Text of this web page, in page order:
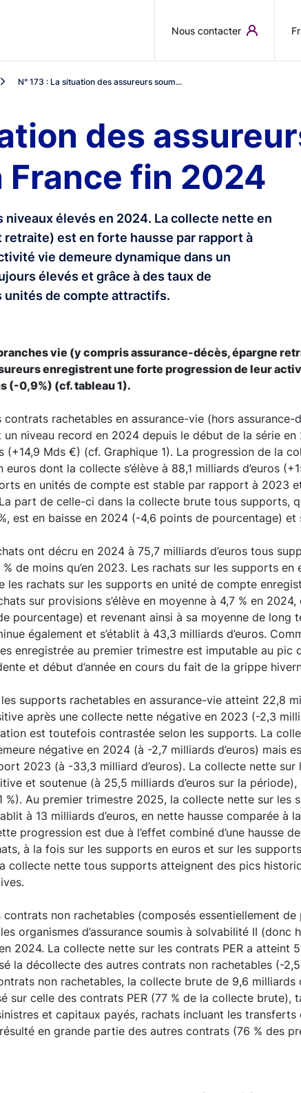
Nous contacter
N° 173 : La situation des assureurs soum...
des
France fin 2024
élevés en 2024. La collecte nette en
est en forte hausse par rapport à
vie demeure dynamique dans un
élevés et grâce à des taux de
unités de compte attractifs.
vie (y compris assurance-décès, épargne
enregistrent une forte progression de leur
(-0,9%) (cf. tableau 1).
rachetables en assurance-vie (hors assurance-
niveau record en 2024 depuis le début de la série en
(+14,9 Mds €) (cf. Graphique 1). La progression de la
dont la collecte s’élève à 88,1 milliards d’euros
en unités de compte est stable par rapport à 2023
part de celle-ci dans la collecte brute tous supports,
est en baisse en 2024 (-4,6 points de pourcentage) et
ont décru en 2024 à 75,7 milliards d’euros tous
de moins qu’en 2023. Les rachats sur les supports en
les rachats sur les supports en unité de compte
sur provisions s’élève en moyenne à 4,7 % en
pourcentage) et revenant ainsi à sa moyenne de long
également et s’établit à 43,3 milliards d’euros.
enregistrée au premier trimestre est imputable au pic
et début d’année en cours du fait de la grippe
supports rachetables en assurance-vie atteint 22,8
après une collecte nette négative en 2023 (-2,3
est toutefois contrastée selon les supports. La
négative en 2024 (à -2,7 milliards d’euros) mais
2023 (à -33,3 milliard d’euros). La collecte nette sur
et soutenue (à 25,5 milliards d’euros sur la période),
%). Au premier trimestre 2025, la collecte nette sur les
à 13 milliards d’euros, en nette hausse comparée à
progression est due à l’effet combiné d’une hausse
à la fois sur les supports en euros et sur les
collecte nette tous supports atteignent des pics
non rachetables (composés essentiellement de
organismes d’assurance soumis à solvabilité II (donc
2024. La collecte nette sur les contrats PER a atteint
la décollecte des autres contrats non rachetables (-2,5
non rachetables, la collecte brute de 9,6 milliards
sur celle des contrats PER (77 % de la collecte brute),
et capitaux payés, rachats incluant les transferts
en grande partie des autres contrats (76 % des